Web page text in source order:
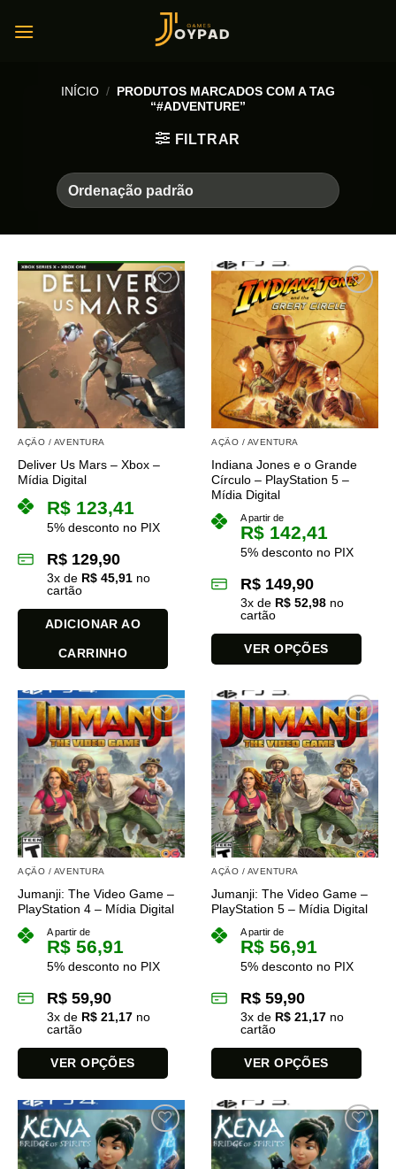
INÍCIO / PRODUTOS MARCADOS COM A TAG
“#ADVENTURE”
FILTRAR
AÇÃO / AVENTURA
Deliver Us Mars – Xbox –
Mídia Digital
R$ 123,41
5% desconto no PIX
R$ 129,90
3x de R$ 45,91 no
cartão
ADICIONAR AO
CARRINHO
AÇÃO / AVENTURA
Indiana Jones e o Grande
Círculo – PlayStation 5 –
Mídia Digital
A partir de
R$ 142,41
5% desconto no PIX
R$ 149,90
3x de R$ 52,98 no
cartão
VER OPÇÕES
produto
tem
várias
variantes.
As
opções
podem
ser
escolhidas
na
página
do
produto
AÇÃO / AVENTURA
Jumanji: The Video Game –
PlayStation 4 – Mídia Digital
A partir de
R$ 56,91
5% desconto no PIX
R$ 59,90
3x de R$ 21,17 no
cartão
VER OPÇÕES
produto
tem
várias
variantes.
AÇÃO / AVENTURA
Jumanji: The Video Game –
PlayStation 5 – Mídia Digital
A partir de
R$ 56,91
5% desconto no PIX
R$ 59,90
3x de R$ 21,17 no
cartão
VER OPÇÕES
produto
tem
várias
variantes.